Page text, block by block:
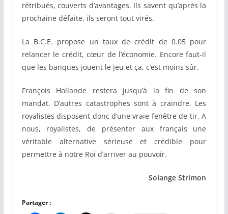
rétribués, couverts d’avantages. Ils savent qu’après la
prochaine défaite, ils seront tout virés.
La B.C.E. propose un taux de crédit de 0.05 pour
relancer le crédit, cœur de l’économie. Encore faut-il
que les banques jouent le jeu et ça, c’est moins sûr.
François Hollande restera jusqu’à la fin de son
mandat. D’autres catastrophes sont à craindre. Les
royalistes disposent donc d’une vraie fenêtre de tir. A
nous, royalistes, de présenter aux français une
véritable alternative sérieuse et crédible pour
permettre à notre Roi d’arriver au pouvoir.
Solange Strimon
Partager :